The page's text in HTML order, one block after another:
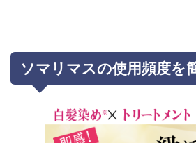
ソマリマスの使用頻度を